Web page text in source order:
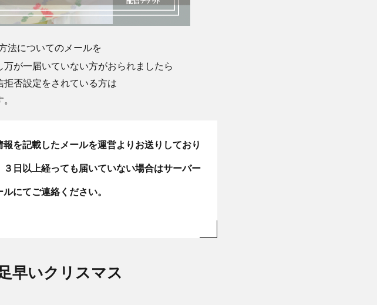
法についてのメールを
が一届いていない方がおられましたら
拒否設定をされている方は
を記載したメールを運営よりお送りしており
日以上経っても届いていない場合はサーバー
にてご連絡ください。
早いクリスマス